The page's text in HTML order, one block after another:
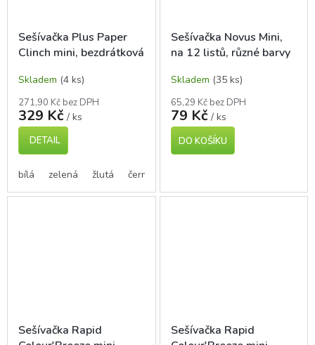
Sešívačka Plus Paper
Clinch mini, bezdrátková
Skladem (4 ks)
271,90 Kč bez DPH
329 Kč / ks
DETAIL
bílá zelená žlutá černá
Sešívačka Novus Mini,
na 12 listů, různé barvy
Skladem (35 ks)
65,29 Kč bez DPH
79 Kč / ks
DO KOŠÍKU
Sešívačka Rapid
Sešívačka Rapid